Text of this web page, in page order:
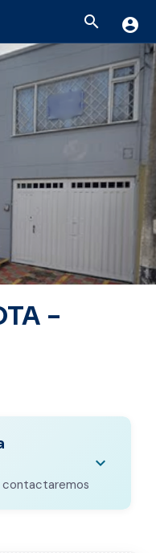
search account_circle
-
expand_more